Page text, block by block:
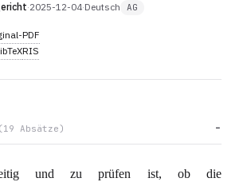
·2025-12-04·Deutsch AG
PDF
RIS
(19 Absätze)
und zu prüfen ist, ob die